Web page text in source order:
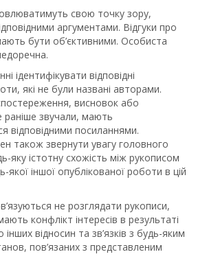
свою точку зору,
аргументами. Відгуки про
бути об’єктивними. Особиста
ідентифікувати відповідні
які не були названі авторами.
висновок або
раніше звучали, мають
відповідними посиланнями.
також звернути увагу головного
яку істотну схожість між рукописом
якої іншої опублікованої роботи в цій
не розглядати рукописи,
конфлікт інтересів в результаті
відносин та зв’язків з будь-яким
пов’язаних з представленим